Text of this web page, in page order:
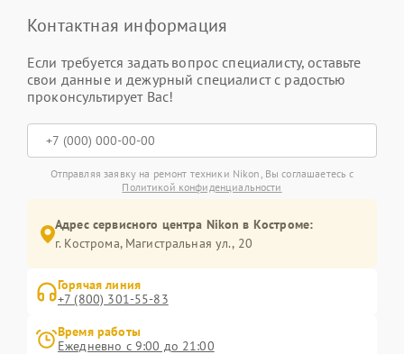
Контактная информация
Если требуется задать вопрос специалисту, оставьте
свои данные и дежурный специалист с радостью
проконсультирует Вас!
Отправляя заявку на ремонт техники Nikon, Вы соглашаетесь с
Политикой конфиденциальности
Адрес сервисного центра Nikon в Костроме:
г. Кострома, Магистральная ул., 20
Горячая линия
+7 (800) 301-55-83
Время работы
Ежедневно с 9:00 до 21:00